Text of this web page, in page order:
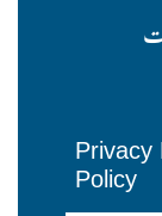
Privacy
Policy